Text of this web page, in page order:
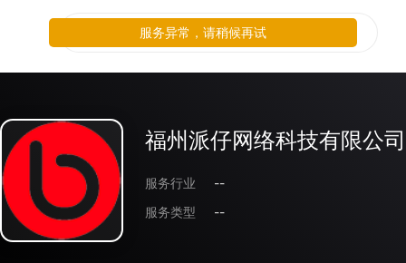
福州派仔网络科技有限公司
服务行业
--
服务类型
--
服务异常，请稍候再试